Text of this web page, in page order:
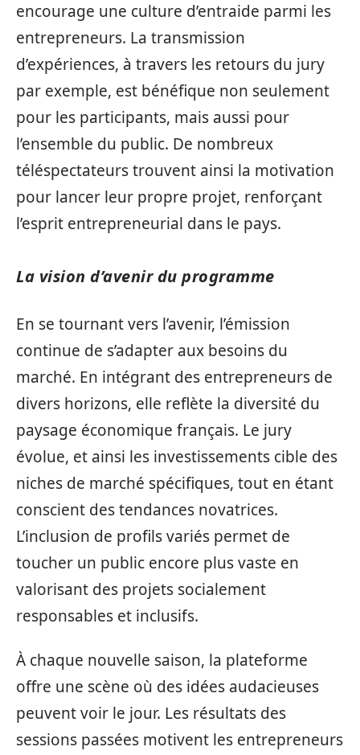
encourage une culture d’entraide parmi les
entrepreneurs. La transmission
d’expériences, à travers les retours du jury
par exemple, est bénéfique non seulement
pour les participants, mais aussi pour
l’ensemble du public. De nombreux
téléspectateurs trouvent ainsi la motivation
pour lancer leur propre projet, renforçant
l’esprit entrepreneurial dans le pays.
La vision d’avenir du programme
En se tournant vers l’avenir, l’émission
continue de s’adapter aux besoins du
marché. En intégrant des entrepreneurs de
divers horizons, elle reflète la diversité du
paysage économique français. Le jury
évolue, et ainsi les investissements cible des
niches de marché spécifiques, tout en étant
conscient des tendances novatrices.
L’inclusion de profils variés permet de
toucher un public encore plus vaste en
valorisant des projets socialement
responsables et inclusifs.
À chaque nouvelle saison, la plateforme
offre une scène où des idées audacieuses
peuvent voir le jour. Les résultats des
sessions passées motivent les entrepreneurs